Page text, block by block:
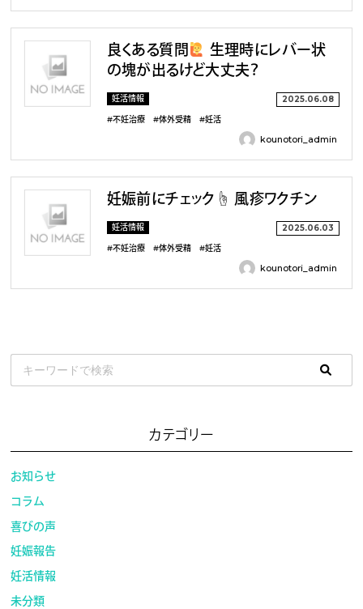
良くある質問
生理時にレバー状
の塊が出るけど大丈夫？
妊活情報
#不妊治療
#体外受精 #妊活
2025.06.08
kounotori_admin
妊娠前にチェック☝️ 風疹ワクチン
妊活情報
#不妊治療
#体外受精 #妊活
2025.06.03
kounotori_admin
カテゴリー
お知らせ
コラム
喜びの声
妊娠報告
妊活情報
未分類